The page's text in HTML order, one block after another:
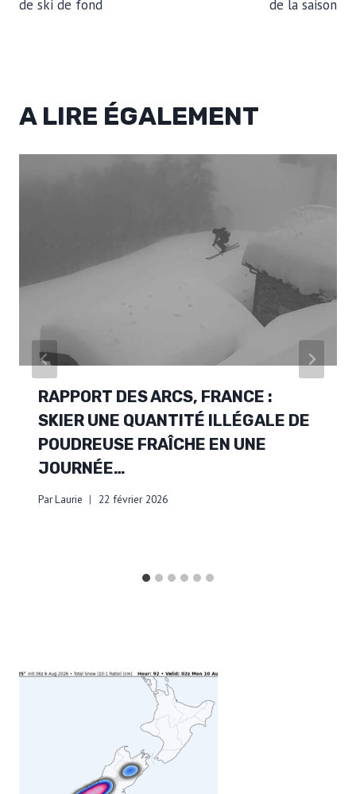
de ski de fond de la saison
A LIRE ÉGALEMENT
RAPPORT DES ARCS, FRANCE :
SKIER UNE QUANTITÉ ILLÉGALE DE
POUDREUSE FRAÎCHE EN UNE
JOURNÉE…
ParLaurie 22 février 2026